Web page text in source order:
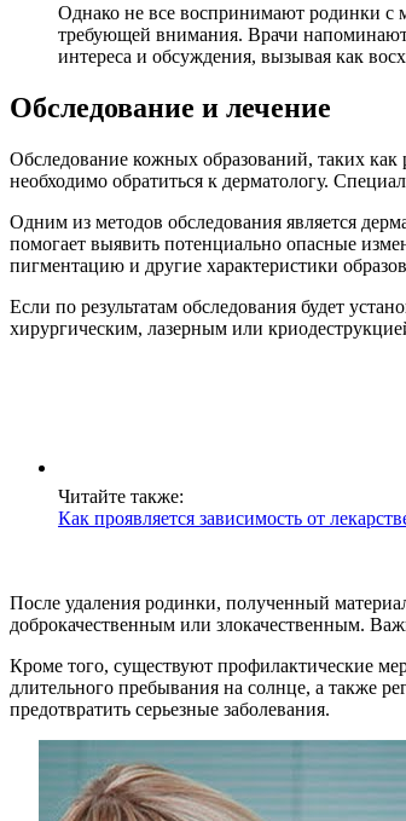
Однако не все воспринимают родинки с
требующей внимания. Врачи напоминают
интереса и обсуждения, вызывая как
Обследование и лечение
Обследование кожных образований, таких
необходимо обратиться к дерматологу.
Одним из методов обследования является
помогает выявить потенциально опасные
пигментацию и другие характеристики
Если по результатам обследования будет
хирургическим, лазерным или
Читайте также:
Как проявляется зависимость от
После удаления родинки, полученный
доброкачественным или злокачественным.
Кроме того, существуют профилактические
длительного пребывания на солнце, а также
предотвратить серьезные заболевания.